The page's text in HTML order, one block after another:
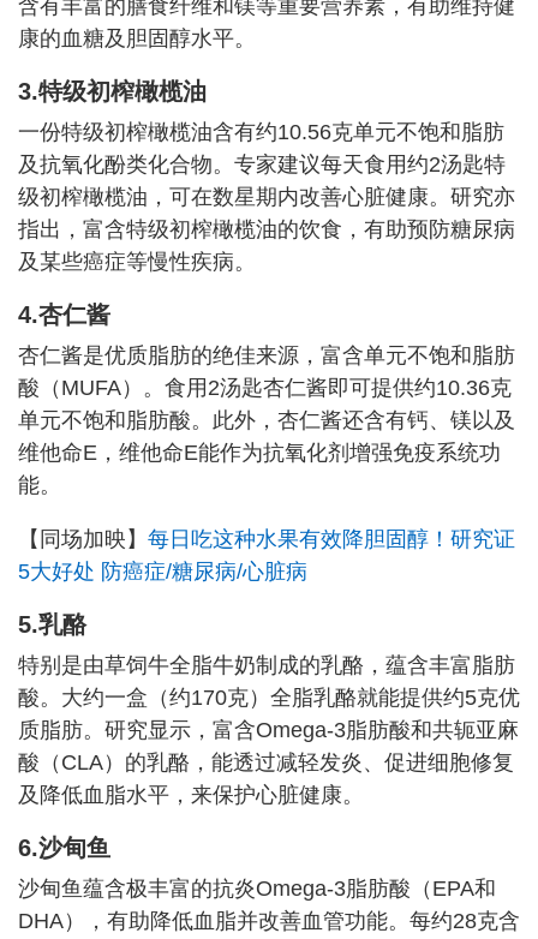
含有丰富的膳食纤维和镁等重要营养素，有助维持健
康的血糖及胆固醇水平。
3.特级初榨橄榄油
一份特级初榨橄榄油含有约10.56克单元不饱和脂肪
及抗氧化酚类化合物。专家建议每天食用约2汤匙特
级初榨橄榄油，可在数星期内改善心脏健康。研究亦
指出，富含特级初榨橄榄油的饮食，有助预防糖尿病
及某些癌症等慢性疾病。
4.杏仁酱
杏仁酱是优质脂肪的绝佳来源，富含单元不饱和脂肪
酸（MUFA）。食用2汤匙杏仁酱即可提供约10.36克
单元不饱和脂肪酸。此外，杏仁酱还含有钙、镁以及
维他命E，维他命E能作为抗氧化剂增强免疫系统功
能。
【同场加映】 每日吃这种水果有效降胆固醇！研究证
5大好处 防癌症/糖尿病/心脏病
5.乳酪
特别是由草饲牛全脂牛奶制成的乳酪，蕴含丰富脂肪
酸。大约一盒（约170克）全脂乳酪就能提供约5克优
质脂肪。研究显示，富含Omega-3脂肪酸和共轭亚麻
酸（CLA）的乳酪，能透过减轻发炎、促进细胞修复
及降低血脂水平，来保护心脏健康。
6.沙甸鱼
沙甸鱼蕴含极丰富的抗炎Omega-3脂肪酸（EPA和
DHA），有助降低血脂并改善血管功能。每约28克含